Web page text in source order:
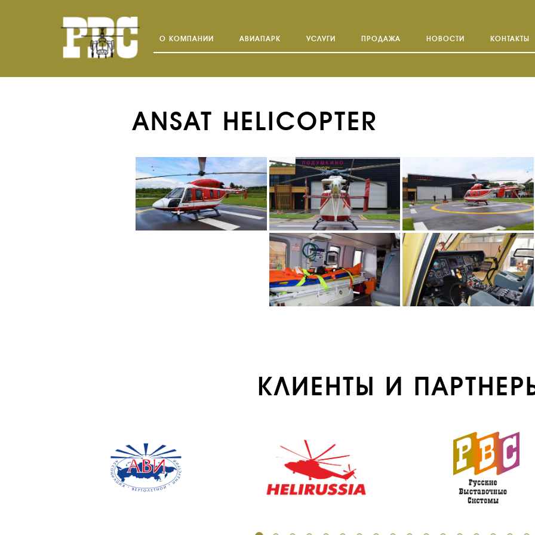
О КОМПАНИИ АВИАПАРК УСЛУГИ ПРОДАЖА НОВОСТИ КОНТАКТЫ
ANSAT HELICOPTER
КЛИЕНТЫ И